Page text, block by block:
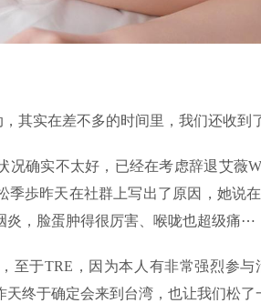
其实在差不多的时间里，我们还收到
况确实不太好，已经在考虑辞退艾薇
季歩昨天在社群上写出了原因，她说
炎，脸蛋肿得很厉害、喉咙也超级痛⋯
至于TRE，因为本人有非常强烈参
终于确定会来到台湾，也让我们松了